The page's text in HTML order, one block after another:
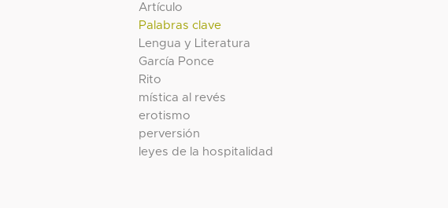
Artículo
Palabras clave
Lengua y Literatura
García Ponce
Rito
mística al revés
erotismo
perversión
leyes de la hospitalidad